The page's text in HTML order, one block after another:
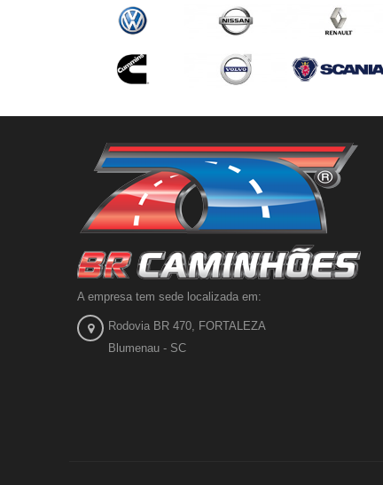
A empresa tem sede localizada em:
Rodovia BR 470, FORTALEZA
Blumenau - SC